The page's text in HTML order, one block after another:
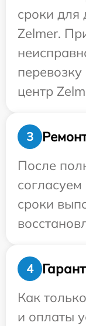
сроки для
Zelmer.
центр
3
После
сроки
4
Как
и оплаты